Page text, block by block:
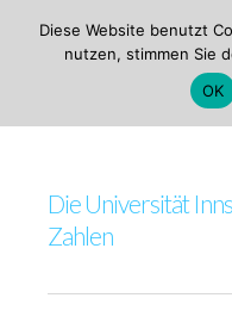
Tags
Die Universität
Zahlen
Diese Website benutzt
nutzen, stimmen Sie
OK